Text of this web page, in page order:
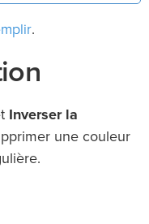
.
Inverser la
une couleur